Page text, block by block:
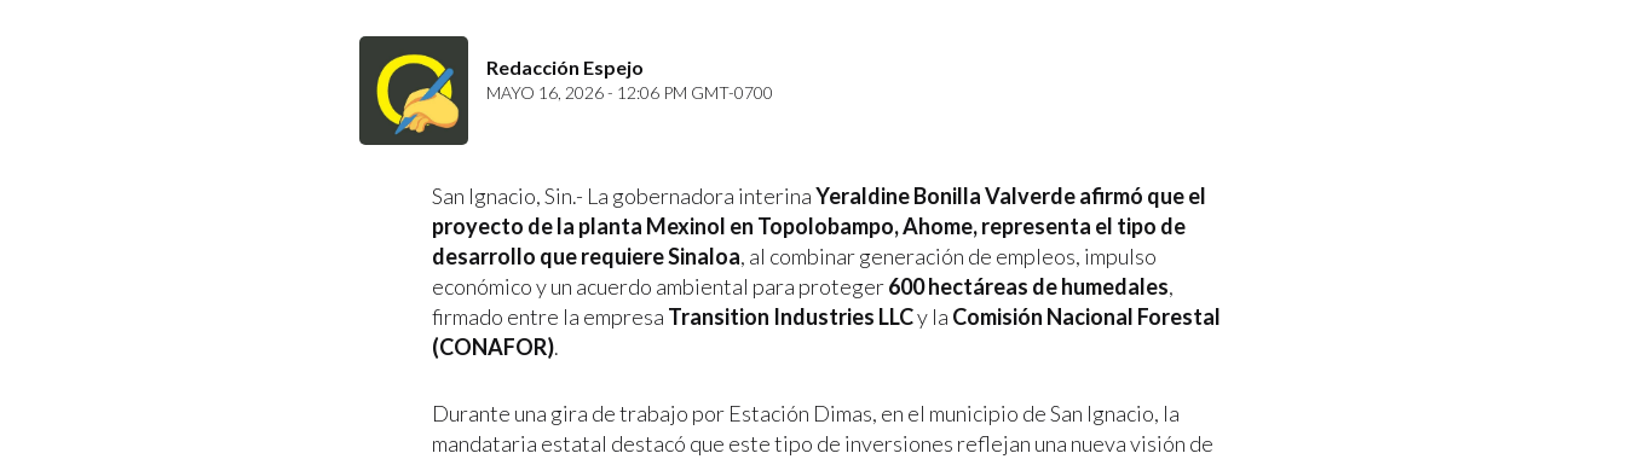
Redacción Espejo
MAYO 16, 2026 - 12:06 PM GMT-0700
San Ignacio, Sin.- La gobernadora interinaYeraldine Bonilla Valverdeafirmó que el
proyecto de la planta Mexinol en Topolobampo, Ahome, representa el tipo de
desarrollo que requiere Sinaloa, al combinar generación de empleos, impulso
económico y un acuerdo ambiental para proteger600 hectáreas de humedales,
firmado entre la empresa Transition Industries LLCy la Comisión Nacional Forestal
(CONAFOR).
Durante una gira de trabajo por Estación Dimas, en el municipio de San Ignacio, la
mandataria estatal destacó que este tipo de inversiones reflejan una nueva visión de